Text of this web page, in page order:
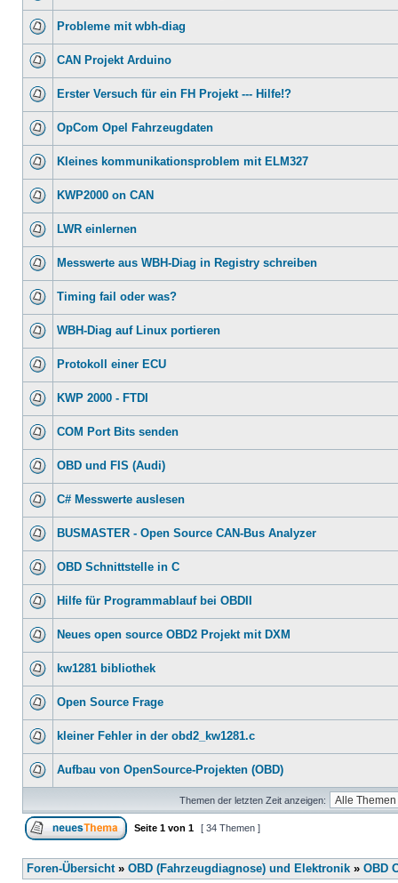
Probleme mit wbh-diag
CAN Projekt Arduino
Erster Versuch für ein FH Projekt --- Hilfe!?
OpCom Opel Fahrzeugdaten
Kleines kommunikationsproblem mit ELM327
KWP2000 on CAN
LWR einlernen
Messwerte aus WBH-Diag in Registry schreiben
Timing fail oder was?
WBH-Diag auf Linux portieren
Protokoll einer ECU
KWP 2000 - FTDI
COM Port Bits senden
OBD und FIS (Audi)
C# Messwerte auslesen
BUSMASTER - Open Source CAN-Bus Analyzer
OBD Schnittstelle in C
Hilfe für Programmablauf bei OBDII
Neues open source OBD2 Projekt mit DXM
kw1281 bibliothek
Open Source Frage
kleiner Fehler in der obd2_kw1281.c
Aufbau von OpenSource-Projekten (OBD)
Themen der letzten Zeit anzeigen:
Seite 1 von 1 [ 34 Themen ]
Foren-Übersicht» OBD (Fahrzeugdiagnose) und Elektronik » OBD